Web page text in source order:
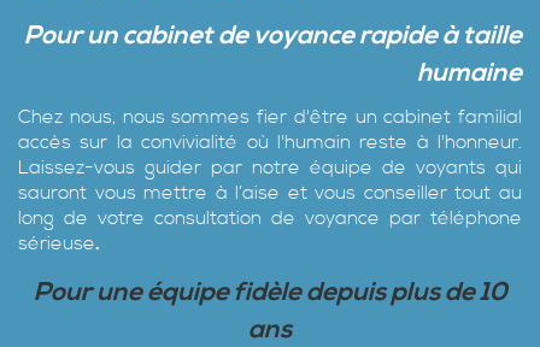
Pour un cabinet de voyance rapide à taille
humaine
Chez nous, nous sommes fier d'être un cabinet familial
accès sur la convivialité où l'humain reste à l'honneur.
Laissez-vous guider par notre équipe de voyants qui
sauront vous mettre à l’aise et vous conseiller tout au
long de votre consultation de voyance par téléphone
sérieuse.
Pour une équipe fidèle depuis plus de 10
ans